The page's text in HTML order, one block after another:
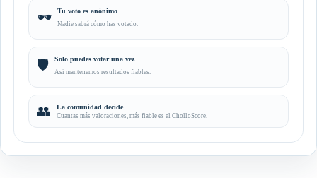
🕶️ Tu voto es anónimo
Nadie sabrá cómo has votado.
🛡️ Solo puedes votar una vez
Así mantenemos resultados fiables.
👥 La comunidad decide
Cuantas más valoraciones, más fiable es el CholloScore.